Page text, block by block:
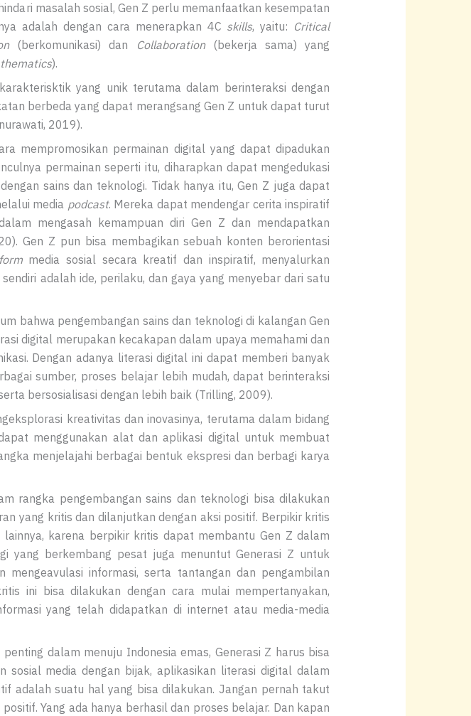
masalah sosial, Gen Z perlu memanfaatkan kesempatan
adalah dengan cara menerapkan 4C skills, yaitu: Critical
(berkomunikasi) dan Collaboration(bekerja sama) yang
).
yang unik terutama dalam berinteraksi dengan
berbeda yang dapat merangsang Gen Z untuk dapat turut
2019).
mempromosikan permainan digital yang dapat dipadukan
permainan seperti itu, diharapkan dapat mengedukasi
sains dan teknologi. Tidak hanya itu, Gen Z juga dapat
media podcast. Mereka dapat mendengar cerita inspiratif
mengasah kemampuan diri Gen Z dan mendapatkan
Gen Z pun bisa membagikan sebuah konten berorientasi
media sosial secara kreatif dan inspiratif, menyalurkan
sendiri adalah ide, perilaku, dan gaya yang menyebar dari satu
bahwa pengembangan sains dan teknologi di kalangan Gen
digital merupakan kecakapan dalam upaya memahami dan
Dengan adanya literasi digital ini dapat memberi banyak
sumber, proses belajar lebih mudah, dapat berinteraksi
bersosialisasi dengan lebih baik (Trilling, 2009).
kreativitas dan inovasinya, terutama dalam bidang
menggunakan alat dan aplikasi digital untuk membuat
menjelajahi berbagai bentuk ekspresi dan berbagi karya
rangka pengembangan sains dan teknologi bisa dilakukan
yang kritis dan dilanjutkan dengan aksi positif. Berpikir kritis
karena berpikir kritis dapat membantu Gen Z dalam
yang berkembang pesat juga menuntut Generasi Z untuk
informasi, serta tantangan dan pengambilan
ini bisa dilakukan dengan cara mulai mempertanyakan,
yang telah didapatkan di internet atau media-media
dalam menuju Indonesia emas, Generasi Z harus bisa
sosial media dengan bijak, aplikasikan literasi digital dalam
adalah suatu hal yang bisa dilakukan. Jangan pernah takut
Yang ada hanya berhasil dan proses belajar. Dan kapan